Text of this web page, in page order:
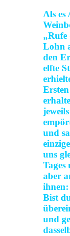
Als es
Lohn
den
elfte
und
uns
aber
Bist
und